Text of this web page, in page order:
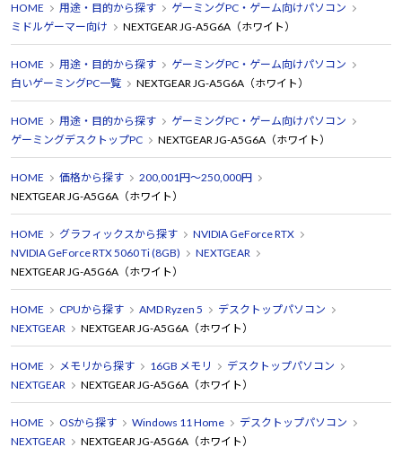
HOME 用途・目的から探す
ゲーミングPC・ゲーム向けパソコン
ミドルゲーマー向け
NEXTGEAR JG-A5G6A（ホワイト）
HOME 用途・目的から探す
ゲーミングPC・ゲーム向けパソコン
白いゲーミングPC一覧
NEXTGEAR JG-A5G6A（ホワイト）
HOME 用途・目的から探す
ゲーミングPC・ゲーム向けパソコン
ゲーミングデスクトップPC
NEXTGEAR JG-A5G6A（ホワイト）
HOME 価格から探す
200,001円～250,000円
NEXTGEAR JG-A5G6A（ホワイト）
HOME グラフィックスから探す
NVIDIA GeForce RTX
NVIDIA GeForce RTX 5060 Ti (8GB)
NEXTGEAR
NEXTGEAR JG-A5G6A（ホワイト）
HOME CPUから探す AMD Ryzen 5
デスクトップパソコン
NEXTGEAR
NEXTGEAR JG-A5G6A（ホワイト）
HOME メモリから探す 16GB メモリ
デスクトップパソコン
NEXTGEAR
NEXTGEAR JG-A5G6A（ホワイト）
HOME OSから探す Windows 11 Home
デスクトップパソコン
NEXTGEAR
NEXTGEAR JG-A5G6A（ホワイト）